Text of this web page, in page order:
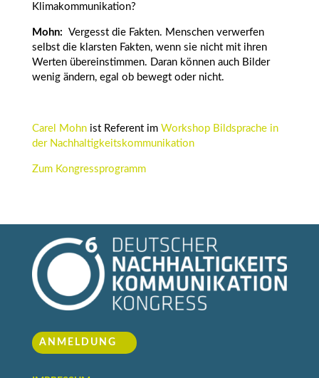
Klimakommunikation?
Mohn: Vergesst die Fakten. Menschen verwerfen
selbst die klarsten Fakten, wenn sie nicht mit ihren
Werten übereinstimmen. Daran können auch Bilder
wenig ändern, egal ob bewegt oder nicht.
Carel Mohnist Referent im Workshop Bildsprache in
der Nachhaltigkeitskommunikation
Zum Kongressprogramm
ANMELDUNG